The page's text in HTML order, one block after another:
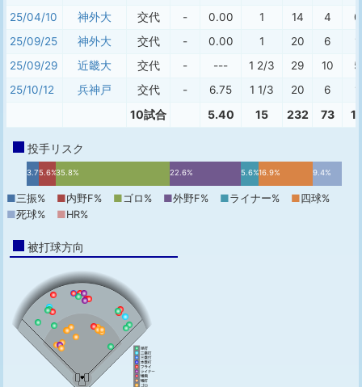
25/04/10
神外大 交代 - 0.00 1 14 4
0
25/09/25
神外大 交代 - 0.00 1 20 6
1
25/09/29
近畿大 交代 - --- 1 2/3 29 10
5
25/10/12
兵神戸 交代 - 6.75 1 1/3 20 6 1
10試合 5.40 15 232 73
投手リスク
3.7%5.6%35.8% 22.6% 5.6%16.9% 9.4%
■三振% ■内野F% ■ゴロ% ■外野F% ■ライナー% ■ 四球%
■死球% ■HR%
被打球方向